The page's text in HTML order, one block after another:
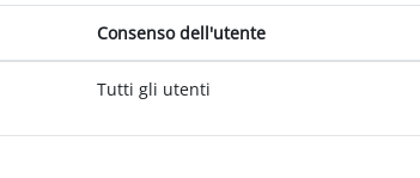
Consenso dell'utente
Tutti gli utenti